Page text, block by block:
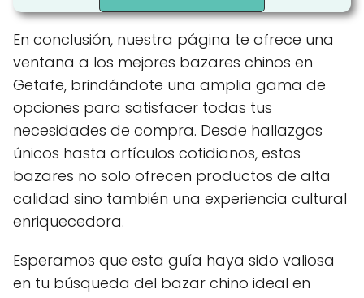
En conclusión, nuestra página te ofrece una
ventana a los mejores bazares chinos en
Getafe, brindándote una amplia gama de
opciones para satisfacer todas tus
necesidades de compra. Desde hallazgos
únicos hasta artículos cotidianos, estos
bazares no solo ofrecen productos de alta
calidad sino también una experiencia cultural
enriquecedora.
Esperamos que esta guía haya sido valiosa
en tu búsqueda del bazar chino ideal en